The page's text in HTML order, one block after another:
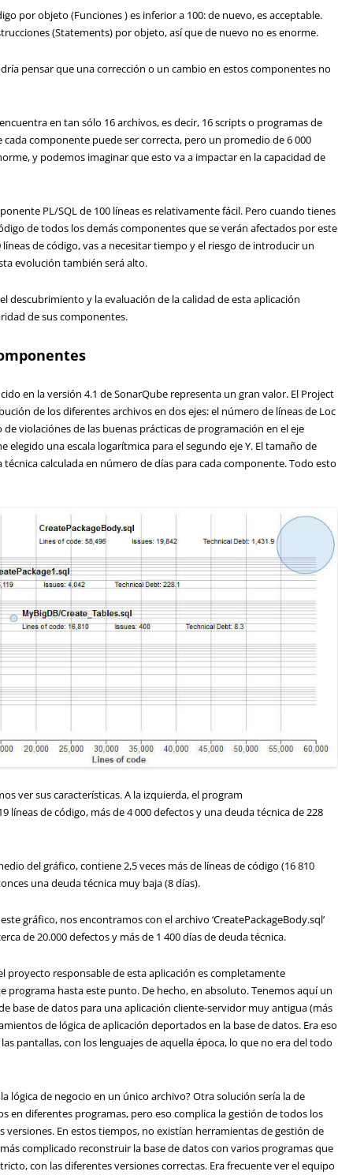
por objeto (Funciones ) es inferior a 100: de nuevo, es acceptable.
(Statements) por objeto, así que de nuevo no es enorme.
pensar que una corrección o un cambio en estos componentes no
en tan sólo 16 archivos, es decir, 16 scripts o programas de
cada componente puede ser correcta, pero un promedio de 6 000
y podemos imaginar que esto va a impactar en la capacidad de
PL/SQL de 100 líneas es relativamente fácil. Pero cuando tienes
de todos los demás componentes que se verán afectados por este
de código, vas a necesitar tiempo y el riesgo de introducir un
evolución también será alto.
descubrimiento y la evaluación de la calidad de esta aplicación
de sus componentes.
en la versión 4.1 de SonarQube representa un gran valor. El Project
de los diferentes archivos en dos ejes: el número de líneas de Loc
violaciónes de las buenas prácticas de programación en el eje
elegido una escala logarítmica para el segundo eje Y. El tamaño de
calculada en número de días para cada componente. Todo esto
ver sus características. A la izquierda, el program
líneas de código, más de 4 000 defectos y una deuda técnica de 228
del gráfico, contiene 2,5 veces más de líneas de código (16 810
una deuda técnica muy baja (8 días).
gráfico, nos encontramos con el archivo ‘CreatePackageBody.sql’
de 20.000 defectos y más de 1 400 días de deuda técnica.
proyecto responsable de esta aplicación es completamente
programa hasta este punto. De hecho, en absoluto. Tenemos aquí un
base de datos para una aplicación cliente-servidor muy antigua (más
de lógica de aplicación deportados en la base de datos. Era eso
pantallas, con los lenguajes de aquella época, lo que no era del todo
lógica de negocio en un único archivo? Otra solución sería la de
en diferentes programas, pero eso complica la gestión de todos los
versiones. En estos tiempos, no existían herramientas de gestión de
complicado reconstruir la base de datos con varios programas que
con las diferentes versiones correctas. Era frecuente ver el equipo